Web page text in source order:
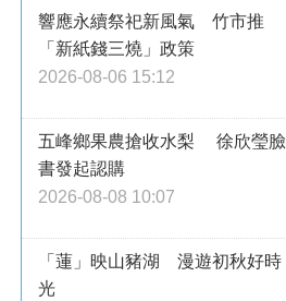
響應永續祭祀新風氣 竹市推
「新紙錢三燒」政策
2026-08-06 15:12
五峰鄉果農搶收水梨 徐欣瑩臉
書發起認購
2026-08-08 10:07
「蓮」映山豬湖 漫遊初秋好時
光